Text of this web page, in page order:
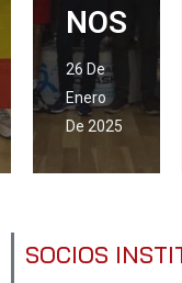
Z
21 De
Noviembre
De 2024
SOCIOS